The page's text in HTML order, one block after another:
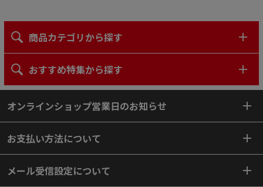
商品カテゴリから探す
おすすめ特集から探す
オンラインショップ営業日のお知らせ
お支払い方法について
メール受信設定について